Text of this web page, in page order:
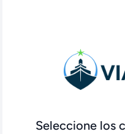
Seleccione los